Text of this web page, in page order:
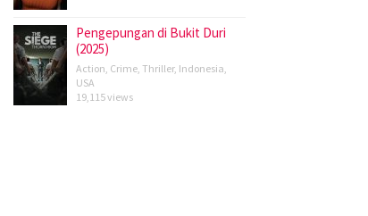
Pengepungan di Bukit Duri
(2025)
Action, Crime, Thriller, Indonesia,
USA
19,115 views